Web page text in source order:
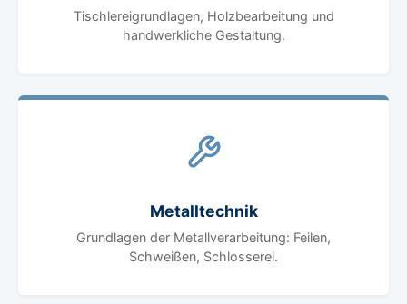
Tischlereigrundlagen, Holzbearbeitung und
handwerkliche Gestaltung.
Metalltechnik
Grundlagen der Metallverarbeitung: Feilen,
Schweißen, Schlosserei.